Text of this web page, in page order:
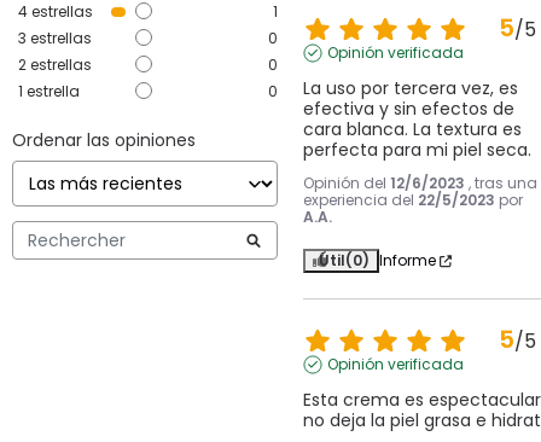
4estrellas
1
3 estrellas
0
2estrellas
0
1 estrella 0
Ordenar las opiniones
5/5
Opinión verificada
La uso por tercera vez, es
efectiva y sin efectos de
cara blanca. La textura es
perfecta para mi piel seca.
Opinión del 12/6/2023 , tras una
experiencia del 22/5/2023 por
A.A.
Útil(0) Informe
5/5
Opinión verificada
Esta crema es
no deja la piel grasa e